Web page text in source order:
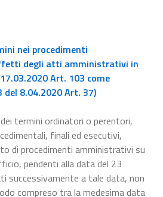
nei procedimenti
degli atti amministrativi in
Art. 103 come
8.04.2020 Art. 37)
termini ordinatori o perentori,
finali ed esecutivi,
di procedimenti amministrativi su
pendenti alla data del 23
successivamente a tale data, non
compreso tra la medesima data